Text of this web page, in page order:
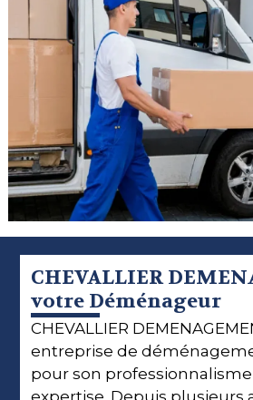
CHEVALLIER
votre Déménageur
CHEVALLIER
entreprise de
pour son